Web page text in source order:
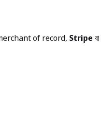
of record, Stripe বা